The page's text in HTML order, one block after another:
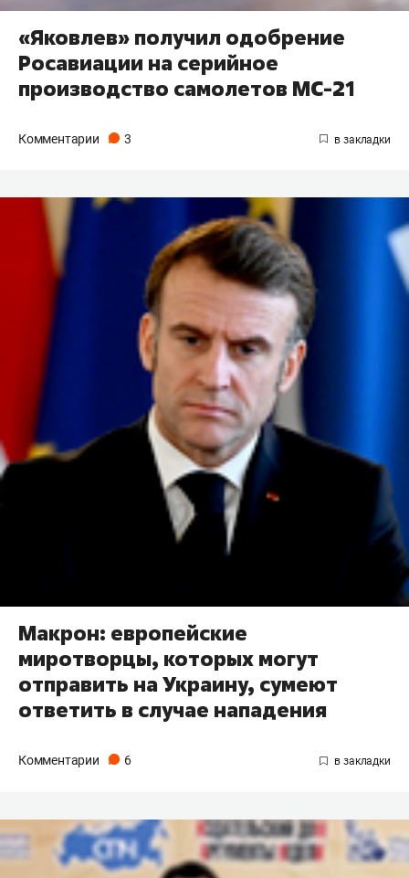
«Яковлев» получил одобрение
Росавиации на серийное
производство самолетов МС-21
Комментарии 3
Макрон: европейские
миротворцы, которых могут
отправить на Украину, сумеют
ответить в случае нападения
Комментарии 6